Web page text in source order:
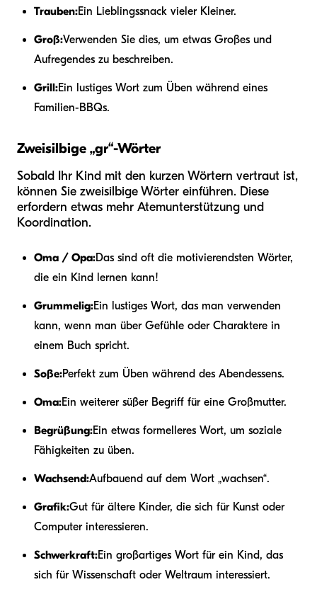
Trauben:Ein Lieblingssnack vieler Kleiner.
Groß:Verwenden Sie dies, um etwas Großes und
Aufregendes zu beschreiben.
Grill:Ein lustiges Wort zum Üben während eines
Familien-BBQs.
Zweisilbige „gr“-Wörter
Sobald Ihr Kind mit den kurzen Wörtern vertraut ist,
können Sie zweisilbige Wörter einführen. Diese
erfordern etwas mehr Atemunterstützung und
Koordination.
Oma / Opa:Das sind oft die motivierendsten Wörter,
die ein Kind lernen kann!
Grummelig:Ein lustiges Wort, das man verwenden
kann, wenn man über Gefühle oder Charaktere in
einem Buch spricht.
Soße:Perfekt zum Üben während des Abendessens.
Oma:Ein weiterer süßer Begriff für eine Großmutter.
Begrüßung:Ein etwas formelleres Wort, um soziale
Fähigkeiten zu üben.
Wachsend:Aufbauend auf dem Wort „wachsen“.
Grafik:Gut für ältere Kinder, die sich für Kunst oder
Computer interessieren.
Schwerkraft:Ein großartiges Wort für ein Kind, das
sich für Wissenschaft oder Weltraum interessiert.